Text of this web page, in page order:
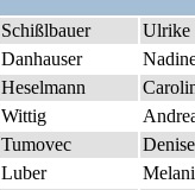
Schißlbauer
Ulrike
Danhauser
Heselmann
Wittig
Tumovec
Denise
Luber